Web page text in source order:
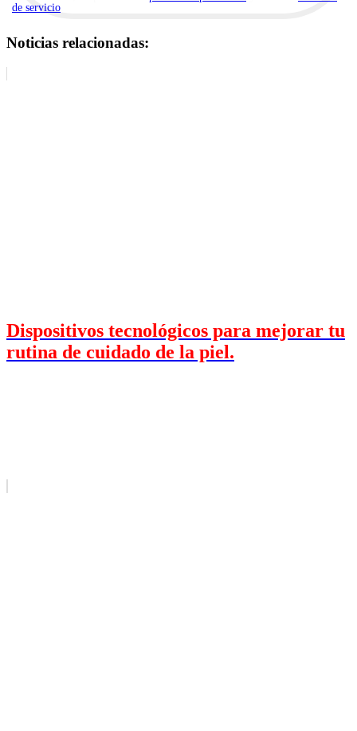
de servicio
Noticias relacionadas:
Dispositivos tecnológicos para mejorar tu
rutina de cuidado de la piel.